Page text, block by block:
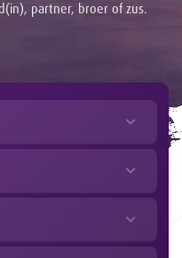
partner, broer of zus.